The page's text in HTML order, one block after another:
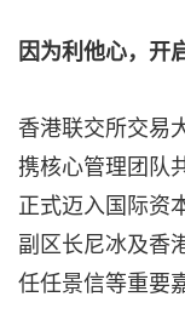
因为利他心，开
香港联交所交易
携核心管理团队
正式迈入国际资
副区长尼冰及香
任任景信等重要